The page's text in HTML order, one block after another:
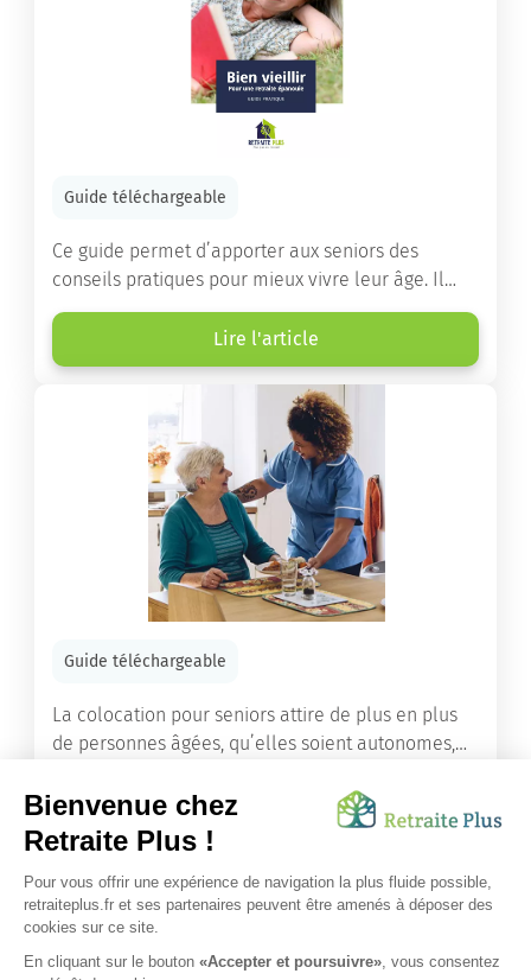
Guide téléchargeable
Ce guide permet d’apporter aux seniors des
conseils pratiques pour mieux vivre leur âge. Il
leur offre une mine d’informations. Comment
améliorer sa santé grâce à l’alimentation...
Lire l'article
Guide téléchargeable
La colocation pour seniors attire de plus en plus
de personnes âgées, qu’elles soient autonomes,
Lire l'article
Vous avez besoin d’une aide de nos équipes ?
Obtenir les tarifs & disponibilités